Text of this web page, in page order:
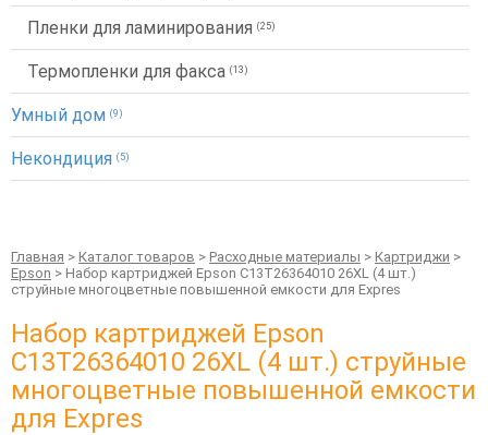
Пленки для ламинирования (25)
Термопленки для факса (13)
Умный дом (9)
Некондиция (5)
Главная > Каталог товаров > Расходные материалы > Картриджи >
Epson > Набор картриджей Epson C13T26364010 26XL (4 шт.)
струйные многоцветные повышенной емкости для Expres
Набор картриджей Epson
C13T26364010 26XL (4 шт.) струйные
многоцветные повышенной емкости
для Expres